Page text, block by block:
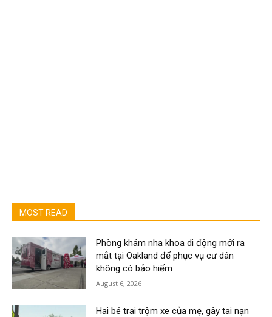
MOST READ
Phòng khám nha khoa di động mới ra
mắt tại Oakland để phục vụ cư dân
không có bảo hiểm
August 6, 2026
Hai bé trai trộm xe của mẹ, gây tai nạn